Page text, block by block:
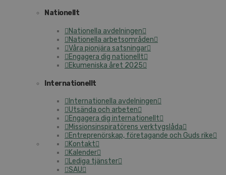
Nationellt
Nationella avdelningen
Nationella arbetsområden
Våra pionjära satsningar
Engagera dig nationellt
Ekumeniska året 2025
Internationellt
Internationella avdelningen
Utsända och arbeten
Engagera dig internationellt
Missionsinspiratörens verktygslåda
Entreprenörskap, företagande och Guds rike
Kontakt
Kalender
Lediga tjänster
SAU